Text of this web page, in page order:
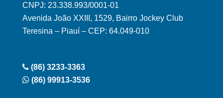
CNPJ: 23.338.993/0001-01
Avenida João XXIII, 1529, Bairro Jockey Club
Teresina – Piauí – CEP: 64.049-010
(86) 3233-3363
(86) 99913-3536